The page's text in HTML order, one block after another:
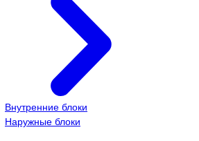
Внутренние блоки
Наружные блоки